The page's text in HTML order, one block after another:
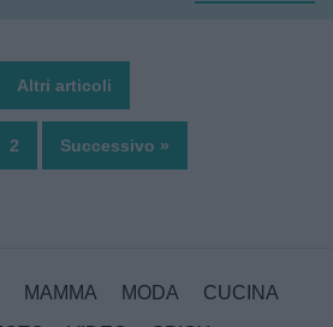
Altri articoli
2 Successivo »
MAMMA MODA
CUCINA